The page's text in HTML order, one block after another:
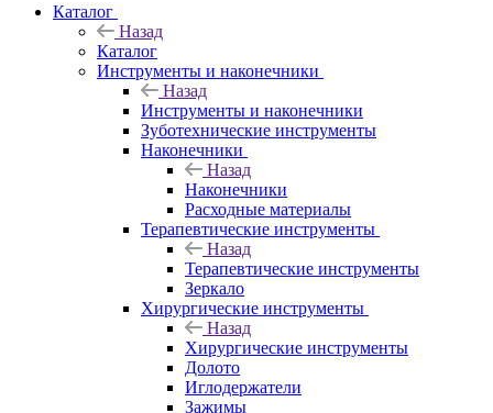
Каталог
Назад
Каталог
Инструменты и наконечники
Назад
Инструменты и наконечники
Зуботехнические инструменты
Наконечники
Назад
Наконечники
Расходные материалы
Терапевтические инструменты
Назад
Терапевтические инструменты
Зеркало
Хирургические инструменты
Назад
Хирургические инструменты
Долото
Иглодержатели
Зажимы